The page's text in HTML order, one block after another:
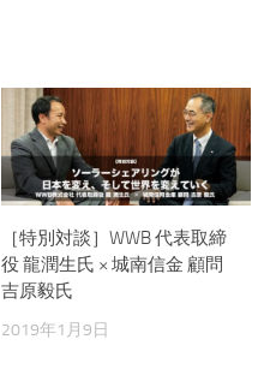
［特別対談］WWB 代表取締
役 龍潤生氏 × 城南信金 顧問
吉原毅氏
2019年1月9日